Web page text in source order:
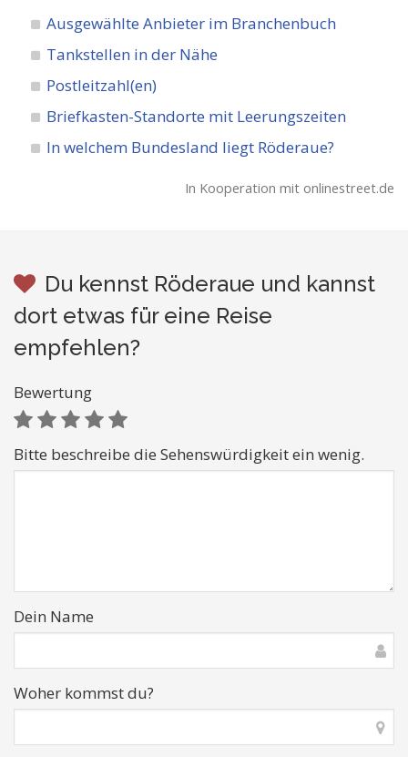
Ausgewählte Anbieter im Branchenbuch
Tankstellen in der Nähe
Postleitzahl(en)
Briefkasten-Standorte mit Leerungszeiten
In welchem Bundesland liegt Röderaue?
In Kooperation mit onlinestreet.de
Du kennst Röderaue und kannst
dort etwas für eine Reise
empfehlen?
Bewertung
Bitte beschreibe die Sehenswürdigkeit ein wenig.
Dein Name
Woher kommst du?